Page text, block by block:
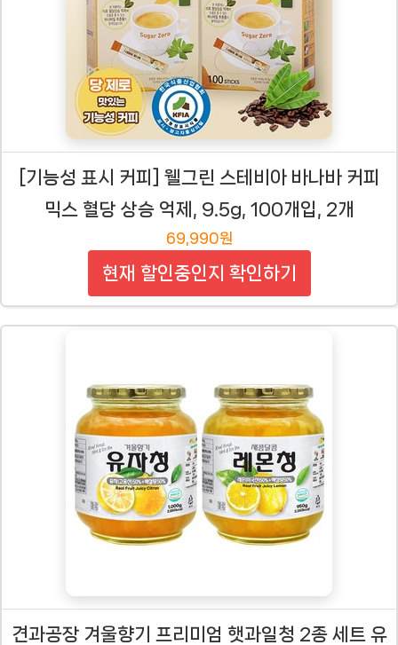
[기능성 표시 커피] 웰그린 스테비아 바나바 커피
믹스 혈당 상승 억제, 9.5g, 100개입, 2개
69,990원
현재 할인중인지 확인하기
견과공장 겨울향기 프리미엄 햇과일청 2종 세트 유